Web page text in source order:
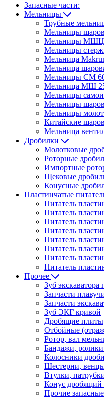
Запасные части:
Мельницы
Трубные
Мельницы
Мельницы МШЦ
Мельницы
Мельница
Мельница
Мельницы СМ
Мельница МШ
Мельницы
Мельницы
Мельницы
Китайские
Мельница
Дробилки
Молотковые
Роторные
Импортные
Щековые
Конусные
Пластинчатые
Питатель
Питатель
Питатель
Питатель
Питатель
Питатель
Питатель
Питатель
Прочее
Зуб экскаватора
Запчасти
Запчасти
Зуб ЭКГ кривой
Дробящие плиты
Отбойные
Ротор, вал
Бандажи,
Колосники
Шестерни,
Втулки,
Конус дробящий
Прочие